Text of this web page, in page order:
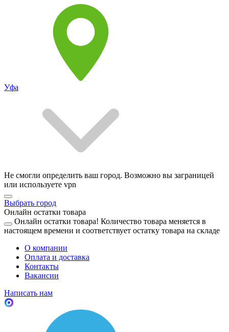
Уфа
Не смогли определить ваш город. Возможно вы заграницей
или используете vpn
Выбрать город
Онлайн остатки товара
Онлайн остатки товара! Количество товара меняется в
настоящем времени и соответствует остатку товара на складе
О компании
Оплата и доставка
Контакты
Вакансии
Написать нам